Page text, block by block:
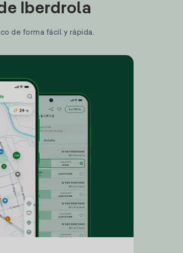
Iberdrola
de forma fácil y rápida.